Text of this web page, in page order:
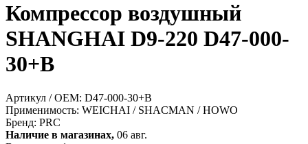
Компрессор воздушный
SHANGHAI D9-220 D47-000-
30+B
Артикул / OEM: D47-000-30+B
Применимость: WEICHAI / SHACMAN / HOWO
Бренд: PRC
Наличие в магазинах, 06 авг.